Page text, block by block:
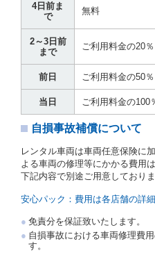
貸渡契約を締結した場合
１項に定める貸渡料金を
運転者の義務と定められ
す。
当社は、監督官庁の基本
運転者の氏名、住所、運
写しを添付するため、貸
人に対し、借受人の指定
といいます。）の運転免
の写しの提出を求めるこ
受人は、自己が運転者で
の運転免許証を提示する
交通局長通達「レンタ
旅第138号 平成7年6月
4日前ま
で
無料
2～3日前
まで
ご利用料金の20％
前日 ご利用料金の50％
当日 ご利用料金の100
自損事故補償について
レンタル車両は車両任意保険に
よる車両の修理等にかかる費用
下記内容で別途ご用意しており
安心パック：費用は各店舗の詳
免責分を保証致いたします。
自損事故における車両修理費
す。